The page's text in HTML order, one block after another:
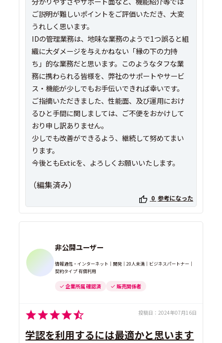
ご説明が難しいポイントをご評価いただき、大変
うれしく思います。
IDの管理業務は、地味な業務のようで1つ誤ると組
織に大ダメージを与えかねない「縁の下の力持
ち」的な業務だと思います。このようなタフな業
務に携わられる皆様を、弊社のサポートやサービ
ス・機能が少しでもお手伝いできれば幸いです。
ご指摘いただきました、性能面、及び運用におけ
るひと手間に関しましては、ご不便をおかけして
おり申し訳ありません。
少しでも改善ができるよう、継続して努めてまい
ります。
今後ともExticを、よろしくお願いいたします。
（編集済み）
0 参考になった
非公開ユーザー
情報通信・インターネット｜開発｜20人未満｜ビジネスパートナー｜
契約タイプ 有償利用
企業所属 確認済 販売関係者
投稿日： 2024年07月16日
学認を利用するには最適かと思います